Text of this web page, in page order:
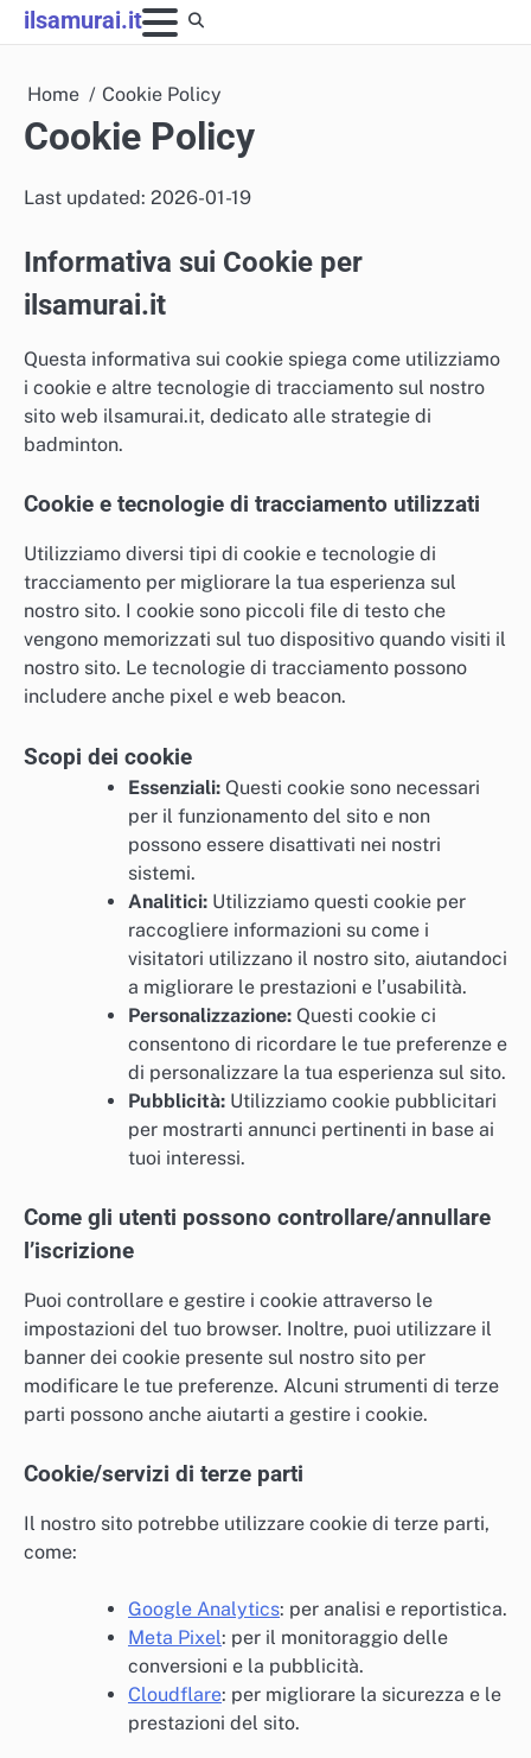
Skip
to
ilsamurai.it
Home Cookie Policy
Cookie Policy
Last updated: 2026-01-19
Informativa sui Cookie per
ilsamurai.it
Questa informativa sui cookie spiega come utilizziamo
i cookie e altre tecnologie di tracciamento sul nostro
sito web ilsamurai.it, dedicato alle strategie di
badminton.
Cookie e tecnologie di tracciamento utilizzati
Utilizziamo diversi tipi di cookie e tecnologie di
tracciamento per migliorare la tua esperienza sul
nostro sito. I cookie sono piccoli file di testo che
vengono memorizzati sul tuo dispositivo quando visiti il
nostro sito. Le tecnologie di tracciamento possono
includere anche pixel e web beacon.
Scopi dei cookie
Essenziali: Questi cookie sono necessari
per il funzionamento del sito e non
possono essere disattivati nei nostri
sistemi.
Analitici: Utilizziamo questi cookie per
raccogliere informazioni su come i
visitatori utilizzano il nostro sito, aiutandoci
a migliorare le prestazioni e l’usabilità.
Personalizzazione: Questi cookie ci
consentono di ricordare le tue preferenze e
di personalizzare la tua esperienza sul sito.
Pubblicità: Utilizziamo cookie pubblicitari
per mostrarti annunci pertinenti in base ai
tuoi interessi.
Come gli utenti possono controllare/annullare
l’iscrizione
Puoi controllare e gestire i cookie attraverso le
impostazioni del tuo browser. Inoltre, puoi utilizzare il
banner dei cookie presente sul nostro sito per
modificare le tue preferenze. Alcuni strumenti di terze
parti possono anche aiutarti a gestire i cookie.
Cookie/servizi di terze parti
Il nostro sito potrebbe utilizzare cookie di terze parti,
come:
Google Analytics: per analisi e reportistica.
Meta Pixel: per il monitoraggio delle
conversioni e la pubblicità.
Cloudflare: per migliorare la sicurezza e le
prestazioni del sito.